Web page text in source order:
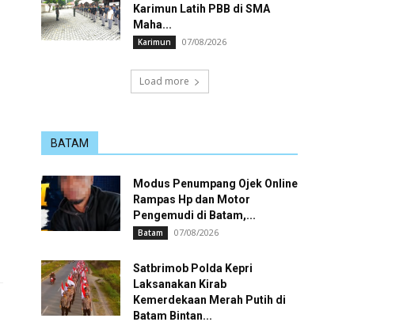
Karimun Latih PBB di SMA
Maha...
Karimun 07/08/2026
Load more
BATAM
Modus Penumpang Ojek Online
Rampas Hp dan Motor
Pengemudi di Batam,...
Batam 07/08/2026
Satbrimob Polda Kepri
Laksanakan Kirab
Kemerdekaan Merah Putih di
Batam Bintan...